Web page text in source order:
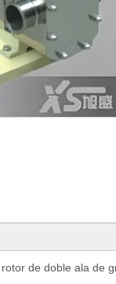
de doble ala de